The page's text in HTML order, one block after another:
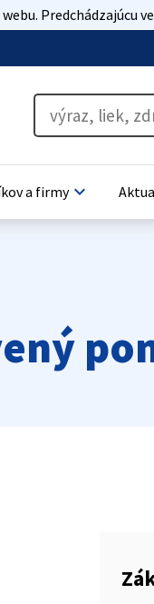
Predchádzajúcu
a firmykeyboard_arrow_down